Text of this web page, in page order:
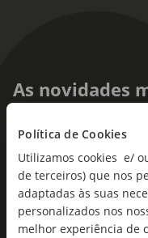
Política de Cookies
Utilizamos cookies e/
de terceiros) que nos
adaptadas às suas
personalizados nos
melhor experiência de
As novidades
ofertas e novidades
Insira o seu e-
mail